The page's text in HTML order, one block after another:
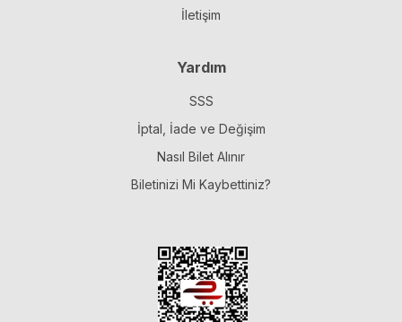
İletişim
Yardım
SSS
İptal, İade ve Değişim
Nasıl Bilet Alınır
Biletinizi Mi Kaybettiniz?